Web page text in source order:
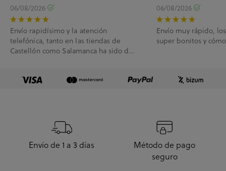
06/08/2026
Envío rapidísimo y la atención
telefónica, tanto en las tiendas de
Castellón como Salamanca ha sido de
06/08/2026
Envío muy rápido,
super bonitos y
Envío de 1 a 3 días
Método de pago
seguro